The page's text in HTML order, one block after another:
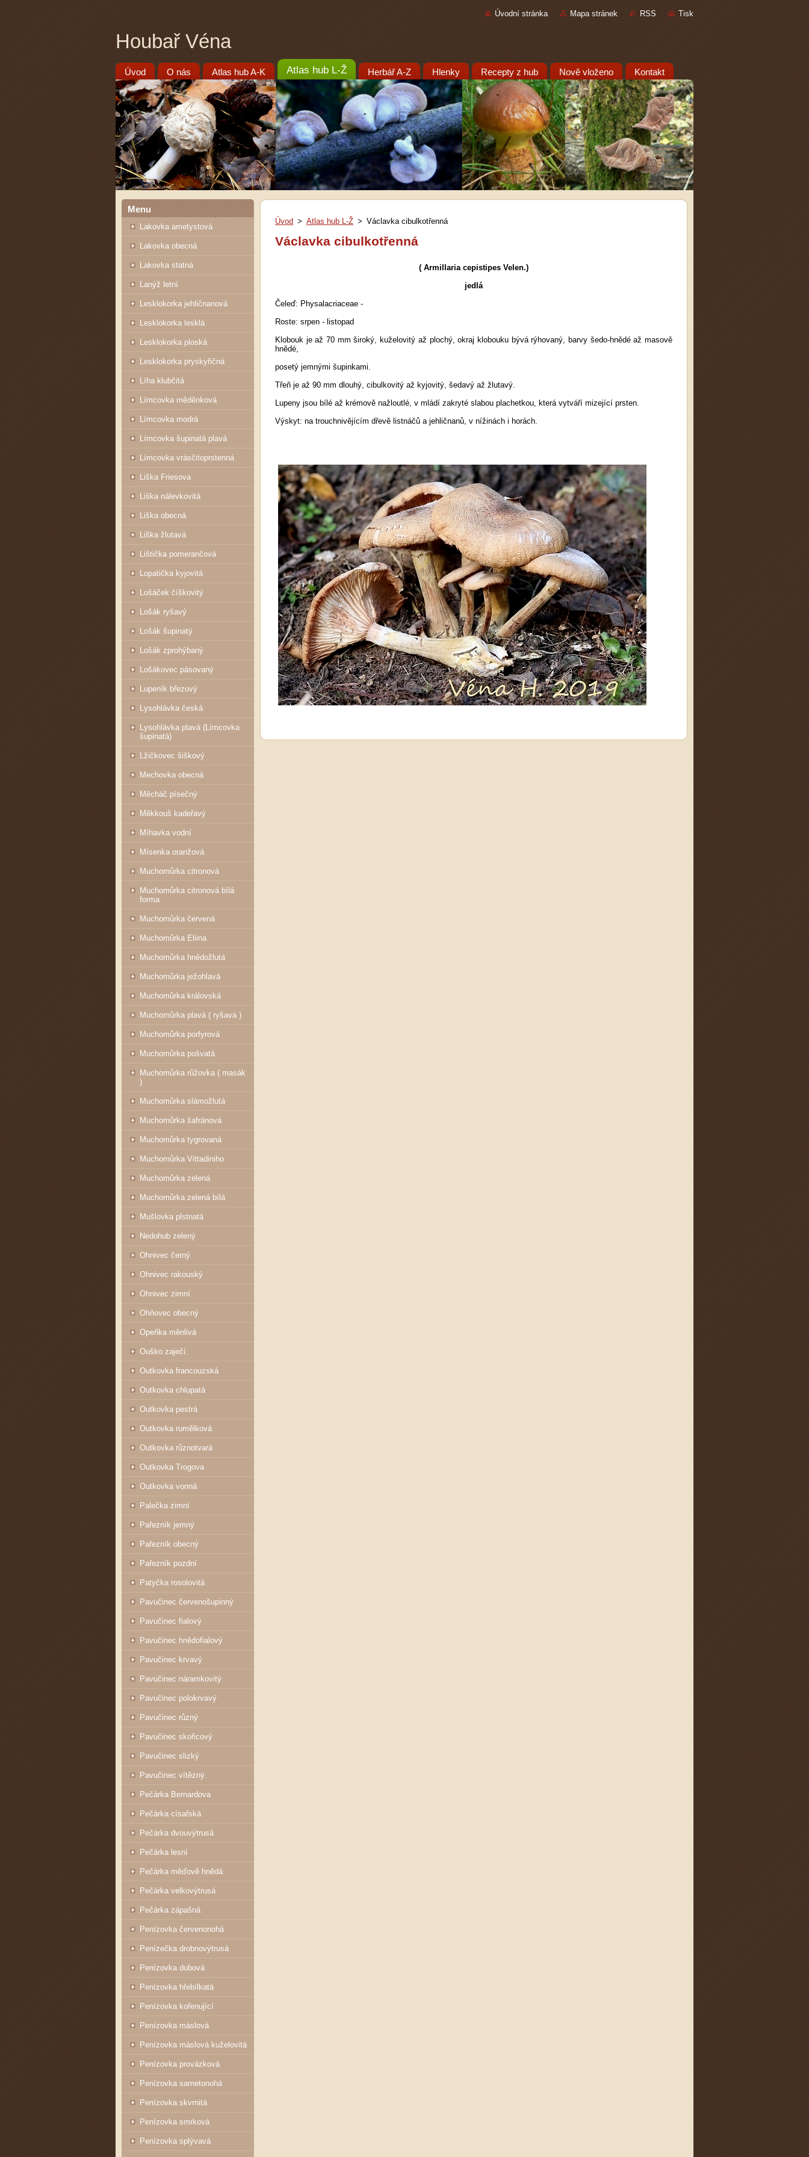
Úvodní stránka Mapa stránek RSS Tisk
Houbař Véna
Úvod O nás Atlas hub A-K Atlas hub L-Ž Herbář A-Z Hlenky Recepty z hub Nově vloženo Kontakt
Menu
Lakovka ametystová
Lakovka obecná
Lakovka statná
Lanýž letní
Lesklokorka jehličnanová
Lesklokorka lesklá
Lesklokorka ploská
Lesklokorka pryskyřičná
Líha klubčitá
Límcovka měděnková
Límcovka modrá
Límcovka šupinatá plavá
Límcovka vrásčitoprstenná
Liška Friesova
Liška nálevkovitá
Liška obecná
Liška žlutavá
Lištička pomerančová
Lopatička kyjovitá
Lošáček číškovitý
Lošák ryšavý
Lošák šupinatý
Lošák zprohýbaný
Lošákovec pásovaný
Lupeník březový
Lysohlávka česká
Lysohlávka plavá (Límcovka
šupinatá)
Lžičkovec šiškový
Mechovka obecná
Měcháč písečný
Měkkouš kadeřavý
Míhavka vodní
Mísenka oranžová
Muchomůrka citronová
Muchomůrka citronová bílá
forma
Muchomůrka červená
Muchomůrka Eliina
Muchomůrka hnědožlutá
Muchomůrka ježohlavá
Muchomůrka královská
Muchomůrka plavá ( ryšavá )
Muchomůrka porfyrová
Muchomůrka pošvatá
Muchomůrka růžovka ( masák
)
Muchomůrka slámožlutá
Muchomůrka šafránová
Muchomůrka tygrovaná
Muchomůrka Vittadiniho
Muchomůrka zelená
Muchomůrka zelená bílá
Mušlovka plstnatá
Nedohub zelený
Ohnivec černý
Ohnivec rakouský
Ohnivec zimní
Ohňovec obecný
Opeňka měnlivá
Ouško zaječí.
Outkovka francouzská
Outkovka chlupatá
Outkovka pestrá
Outkovka rumělková
Outkovka různotvará
Outkovka Trogova
Outkovka vonná
Palečka zimní
Pařezník jemný
Pařezník obecný
Pařezník pozdní
Patyčka rosolovitá
Pavučinec červenošupinný
Pavučinec fialový
Pavučinec hnědofialový
Pavučinec krvavý
Pavučinec náramkovitý
Pavučinec polokrvavý
Pavučinec různý
Pavučinec skořicový
Pavučinec slizký
Pavučinec vítězný.
Pečárka Bernardova
Pečárka císařská
Pečárka dvouvýtrusá
Pečárka lesní
Pečárka měďově hnědá
Pečárka velkovýtrusá
Pečárka zápašná
Penízovka červenonohá
Penízečka drobnovýtrusá
Penízovka dubová
Penízovka hřebílkatá
Penízovka kořenující
Penízovka máslová
Penízovka máslová kuželovitá
Penízovka provázková
Penízovka sametonohá
Penízovka skvrnitá
Penízovka smrková
Penízovka splývavá
Úvod > Atlas hub L-Ž > Václavka cibulkotřenná
Václavka cibulkotřenná
( Armillaria cepistipes Velen.)
jedlá
Čeleď: Physalacriaceae -
Roste: srpen - listopad
Klobouk je až 70 mm široký, kuželovitý až plochý, okraj klobouku bývá rýhovaný, barvy šedo-hnědé až masově
hnědé,
posetý jemnými šupinkami.
Třeň je až 90 mm dlouhý, cibulkovitý až kyjovitý, šedavý až žlutavý.
Lupeny jsou bílé až krémově nažloutlé, v mládí zakryté slabou plachetkou, která vytváří mizející prsten.
Výskyt: na trouchnivějícím dřevě listnáčů a jehličnanů, v nížinách i horách.